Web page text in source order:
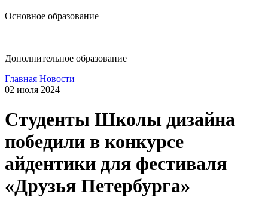
Основное образование
Дополнительное образование
Главная Новости
02 июля 2024
Студенты Школы дизайна
победили в конкурсе
айдентики для фестиваля
«Друзья Петербурга»